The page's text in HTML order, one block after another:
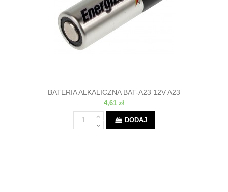
BATERIA ALKALICZNA BAT-A23 12V A23
4,61 zł
DODAJ